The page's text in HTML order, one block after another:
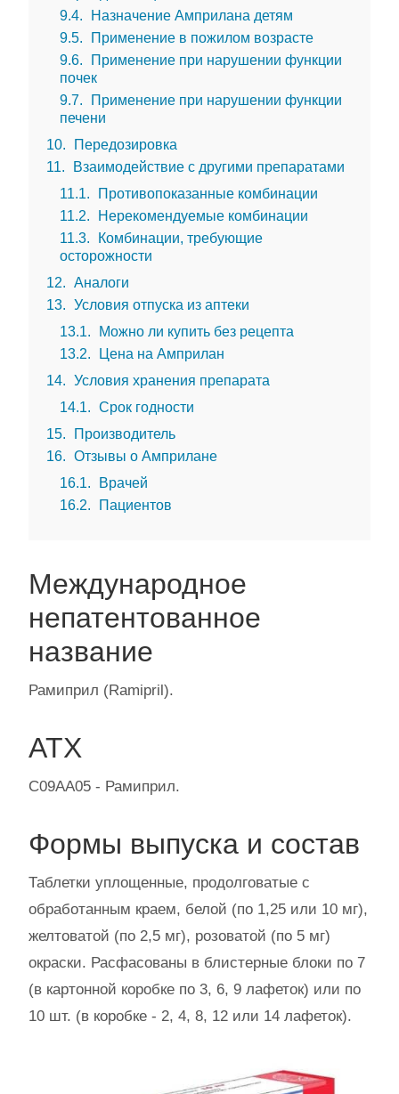
9.4
Назначение Амприлана детям
9.5
Применение в пожилом возрасте
9.6
Применение при нарушении функции
почек
9.7
Применение при нарушении функции
печени
10
Передозировка
11
Взаимодействие с другими препаратами
11.1
Противопоказанные комбинации
11.2
Нерекомендуемые комбинации
11.3
Комбинации, требующие
осторожности
12
Аналоги
13
Условия отпуска из аптеки
13.1
Можно ли купить без рецепта
13.2
Цена на Амприлан
14
Условия хранения препарата
14.1
Срок годности
15
Производитель
16
Отзывы о Амприлане
16.1
Врачей
16.2
Пациентов
Международное
непатентованное
название
Рамиприл (Ramipril).
АТХ
C09AA05 - Рамиприл.
Формы выпуска и состав
Таблетки уплощенные, продолговатые с
обработанным краем, белой (по 1,25 или 10 мг),
желтоватой (по 2,5 мг), розоватой (по 5 мг)
окраски. Расфасованы в блистерные блоки по 7
(в картонной коробке по 3, 6, 9 лафеток) или по
10 шт. (в коробке - 2, 4, 8, 12 или 14 лафеток).